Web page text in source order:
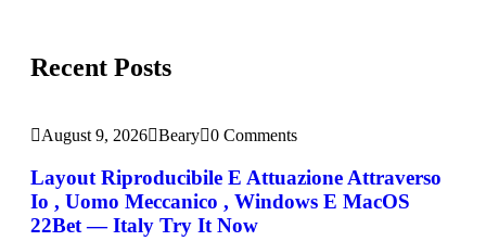
Recent Posts
August 9, 2026 Beary 0 Comments
Layout Riproducibile E Attuazione Attraverso
Io , Uomo Meccanico , Windows E MacOS
22Bet — Italy Try It Now